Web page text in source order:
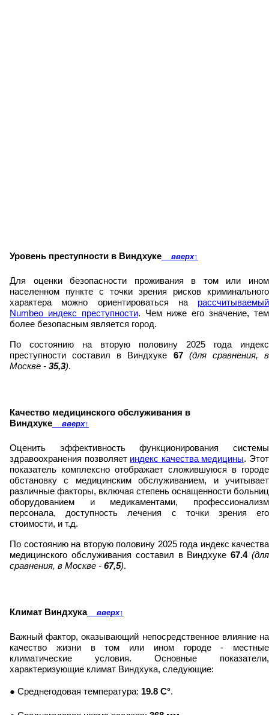
Уровень преступности в Виндхуке вверх↑
Для оценки безопасности проживания в том или ином
населенном пункте с точки зрения рисков криминального
характера можно ориентироваться на рассчитываемый
Numbeo индекс преступности. Чем ниже его значение, тем
более безопасным является город.
По состоянию на вторую половину 2025 года индекс
преступности составил в Виндхуке 67
(для сравнения, в
Москве - 35,3).
Качество медицинского обслуживания в
Виндхуке вверх↑
Оценить эффективность функционирования системы
здравоохранения позволяет индекс качества медицины. Этот
показатель комплексно отображает сложившуюся в городе
обстановку с медицинским обслуживанием, и учитывает
различные факторы, включая степень оснащенности больниц
оборудованием и медикаментами, профессионализм
персонала, доступность лечения с точки зрения его
стоимости, и т.д.
По состоянию на вторую половину 2025 года индекс качества
медицинского обслуживания составил в Виндхуке67.4 (для
сравнения, в Москве - 67,5).
Климат Виндхукавверх↑
Важный фактор, оказывающий непосредственное влияние на
качество жизни в том или ином городе - местные
климатические условия. Основные показатели,
характеризующие климат Виндхука, следующие:
● Среднегодовая температура: 19.8 C°.